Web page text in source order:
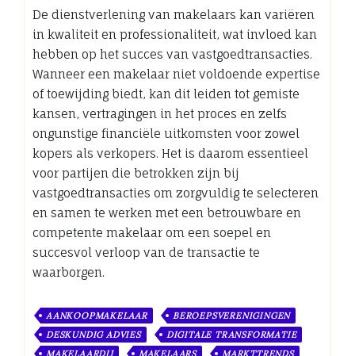
De dienstverlening van makelaars kan variëren
in kwaliteit en professionaliteit, wat invloed kan
hebben op het succes van vastgoedtransacties.
Wanneer een makelaar niet voldoende expertise
of toewijding biedt, kan dit leiden tot gemiste
kansen, vertragingen in het proces en zelfs
ongunstige financiële uitkomsten voor zowel
kopers als verkopers. Het is daarom essentieel
voor partijen die betrokken zijn bij
vastgoedtransacties om zorgvuldig te selecteren
en samen te werken met een betrouwbare en
competente makelaar om een soepel en
succesvol verloop van de transactie te
waarborgen.
AANKOOPMAKELAAR
BEROEPSVERENIGINGEN
DESKUNDIG ADVIES
DIGITALE TRANSFORMATIE
MAKELAARDIJ
MAKELAARS
MARKTTRENDS